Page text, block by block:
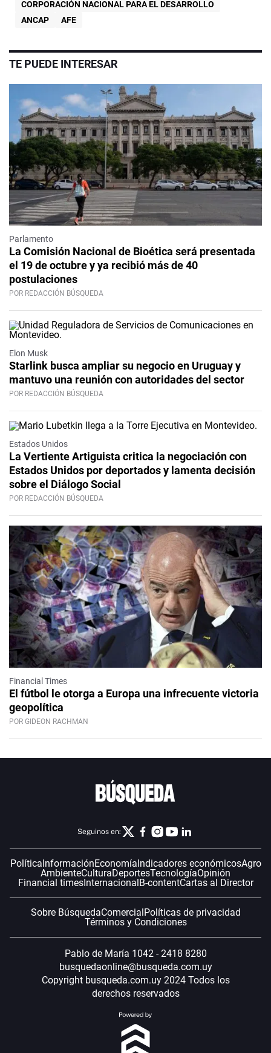
CORPORACIÓN NACIONAL PARA EL DESARROLLO
ANCAP
AFE
TE PUEDE INTERESAR
Parlamento
La Comisión Nacional de Bioética será presentada
el 19 de octubre y ya recibió más de 40
postulaciones
POR REDACCIÓN BÚSQUEDA
Elon Musk
Starlink busca ampliar su negocio en Uruguay y
mantuvo una reunión con autoridades del sector
POR REDACCIÓN BÚSQUEDA
Estados Unidos
La Vertiente Artiguista critica la negociación con
Estados Unidos por deportados y lamenta decisión
sobre el Diálogo Social
POR REDACCIÓN BÚSQUEDA
Financial Times
El fútbol le otorga a Europa una infrecuente victoria
geopolítica
POR GIDEON RACHMAN
Seguinos en:
PolíticaInformaciónEconomíaIndicadores económicosAgro
AmbienteCulturaDeportesTecnologíaOpinión
Financial timesInternacionalB-contentCartas al Director
Sobre BúsquedaComercialPolíticas de privacidad
Términos y Condiciones
Pablo de María 1042 - 2418 8280
busquedaonline@busqueda.com.uy
Copyright busqueda.com.uy 2024 Todos los
derechos reservados